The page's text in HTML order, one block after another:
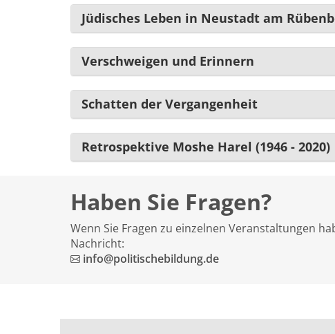
Jüdisches Leben in Neustadt am
Verschweigen und Erinnern
Schatten der Vergangenheit
Retrospektive Moshe Harel (1946 - 2020)
Haben Sie Fragen?
Wenn Sie Fragen zu einzelnen Veranstaltungen
Nachricht:
info@politischebildung.de